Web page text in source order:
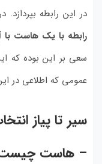
در این رابطه بپردازد.
رابطه با یک هاست
سعی بر این بوده که
عمومی که اطلاعی در
سیر تا پیاز
– هاست